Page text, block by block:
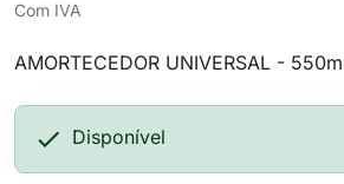
Com IVA
AMORTECEDOR UNIVERSAL -
 Disponível